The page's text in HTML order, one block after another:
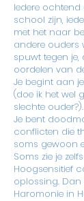
Iedere
school zijn,
met het naar
andere ouders
spuwt tegen
oordelen van
Je begint aan
(doe ik het wel
slechte ouder?).
Je bent
conflicten die
soms gewoon
Soms zie je
Hoogsensitief
oplossing.
Haromonie in